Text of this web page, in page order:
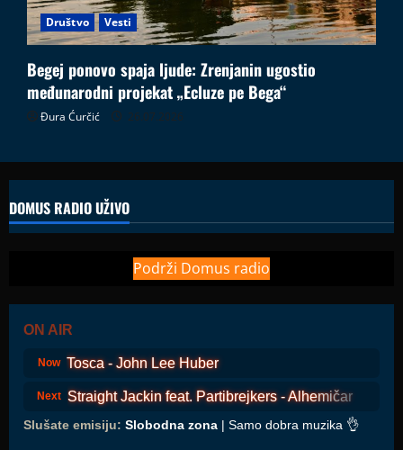
Društvo Vesti
Begej ponovo spaja ljude: Zrenjanin ugostio
međunarodni projekat „Ecluze pe Bega“
Đura Ćurčić 26.07.2026
DOMUS RADIO UŽIVO
Podrži Domus radio
ON AIR
Now Tosca - John Lee Huber
Next Straight Jackin feat. Partibrejkers - Alhemičar
Slušate emisiju: Slobodna zona | Samo dobra muzika 👌